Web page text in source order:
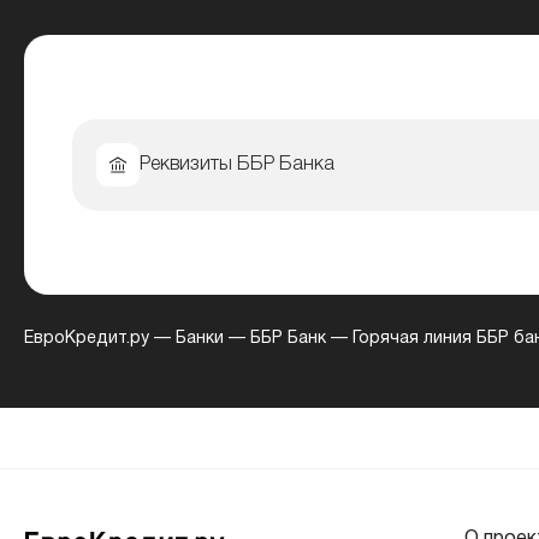
Реквизиты ББР Банка
ЕвроКредит.ру — Банки — ББР Банк — Горячая линия ББР